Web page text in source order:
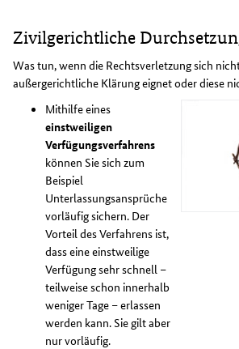
Zivilgerichtliche
Was tun, wenn die Rechtsverletzung sich
außergerichtliche Klärung eignet oder diese
Mithilfe eines
einstweiligen
Verfügungsverfahrens
können Sie sich zum
Beispiel
Unterlassungsansprüche
vorläufig sichern. Der
Vorteil des Verfahrens ist,
dass eine einstweilige
Verfügung sehr schnell –
teilweise schon innerhalb
weniger Tage – erlassen
werden kann. Sie gilt aber
nur vorläufig.